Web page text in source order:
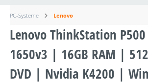
PC-Systeme Lenovo
Lenovo ThinkStation
1650v3 | 16GB RAM |
DVD | Nvidia K4200 |